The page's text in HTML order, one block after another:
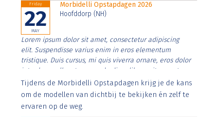
Friday
22
MAY
Morbidelli Opstapdagen 2026
Hoofddorp (NH)
Lorem ipsum dolor sit amet, consectetur adipiscing
elit. Suspendisse varius enim in eros elementum
tristique. Duis cursus, mi quis viverra ornare, eros dolor
interdum nulla, ut commodo diam libero vitae erat.
Aenean faucibus nibh et justo cursus id rutrum lorem
imperdiet. Nunc ut sem vitae risus tristique posuere.
Tijdens de Morbidelli Opstapdagen krijg je de kans
om de modellen van dichtbij te bekijken én zelf te
ervaren op de weg.